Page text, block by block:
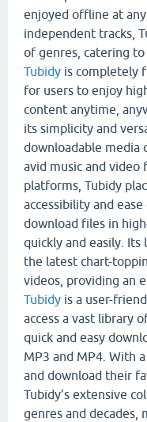
enjoyed offline at
independent tracks,
of genres, catering to
Tubidy is completely
for users to enjoy
content anytime,
its simplicity and
downloadable media
avid music and video
platforms, Tubidy
accessibility and
download files in
quickly and easily.
the latest chart-
videos, providing an
Tubidy is a user-
access a vast library
quick and easy
MP3 and MP4. With
and download their
Tubidy’s extensive
genres and decades,